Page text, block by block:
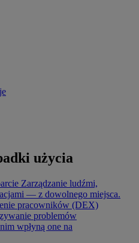
użycia
Zarządzanie ludźmi,
— z dowolnego miejsca.
pracowników (DEX)
problemów
wpłyną one na